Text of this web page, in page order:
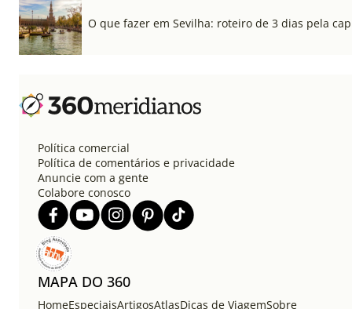
O que fazer em Sevilha: roteiro de 3 dias pela
Política comercial
Política de comentários e privacidade
Anuncie com a gente
Colabore conosco
MAPA DO 360
HomeEspeciaisArtigosAtlasDicas de ViagemSobre